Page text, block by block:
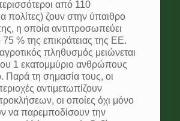
από 110
πολίτες) ζουν στην ύπαιθρο
η οποία αντιπροσωπεύει
% της επικράτειας της ΕΕ.
πληθυσμός μειώνεται
1 εκατομμύριο ανθρώπους
Παρά τη σημασία τους, οι
αντιμετωπίζουν
οι οποίες όχι μόνο
να παρεμποδίσουν την